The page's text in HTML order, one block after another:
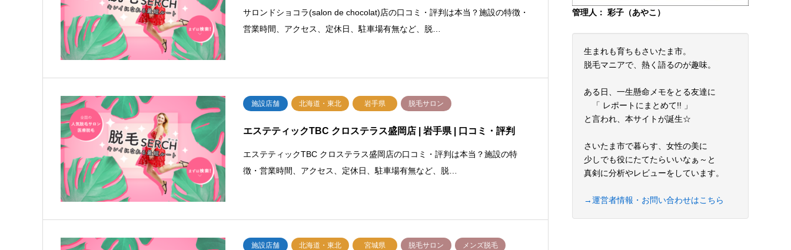
サロンドショコラ(salon de chocolat)店の口コミ・評判は本当？施設の特徴・
営業時間、アクセス、定休日、駐車場有無など、脱…
施設店舗 北海道・東北 岩手県 脱毛サロン
エステティックTBC クロステラス盛岡店 | 岩手県 | 口コミ・評判
エステティックTBC クロステラス盛岡店の口コミ・評判は本当？施設の特
徴・営業時間、アクセス、定休日、駐車場有無など、脱…
施設店舗 北海道・東北 宮城県 脱毛サロン メンズ脱毛
管理人： 彩子（あやこ）
生まれも育ちもさいたま市。
脱毛マニアで、熱く語るのが趣味。
ある日、一生懸命メモをとる友達に
「 レポートにまとめて!! 」
と言われ、本サイトが誕生☆
さいたま市で暮らす、女性の美に
少しでも役にたてたらいいなぁ～と
真剣に分析やレビューをしています。
→運営者情報・お問い合わせはこちら